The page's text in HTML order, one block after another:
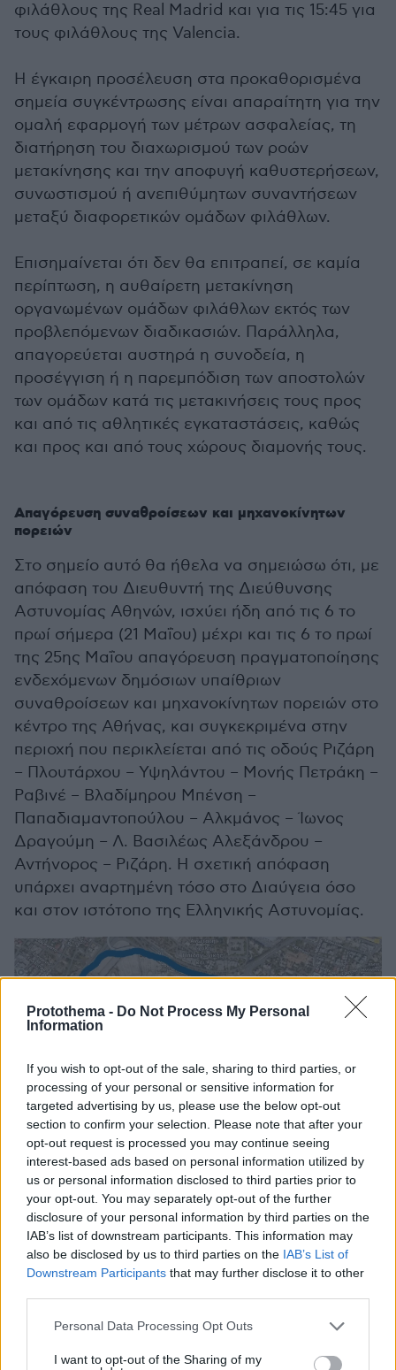
Protothema - Do Not Process My Personal
Information
If you wish to opt-out of the sale, sharing to third parties, or
processing of your personal or sensitive information for
targeted advertising by us, please use the below opt-out
section to confirm your selection. Please note that after your
opt-out request is processed you may continue seeing
interest-based ads based on personal information utilized by
us or personal information disclosed to third parties prior to
your opt-out. You may separately opt-out of the further
disclosure of your personal information by third parties on the
IAB’s list of downstream participants. This information may
also be disclosed by us to third parties on the IAB’s List of
Downstream Participants that may further disclose it to other
Please note that this website/app uses one or more Google
not limited to your visit or usage behaviour. You may click to
Personal Data Processing Opt Outs
I want to opt-out of the Sharing of my
φιλάθλους της Real Madrid και για τις 15:45 για
τους φιλάθλους της Valencia.
Η έγκαιρη προσέλευση στα προκαθορισμένα
σημεία συγκέντρωσης είναι απαραίτητη για την
ομαλή εφαρμογή των μέτρων ασφαλείας, τη
διατήρηση του διαχωρισμού των ροών
μετακίνησης και την αποφυγή καθυστερήσεων,
συνωστισμού ή ανεπιθύμητων συναντήσεων
μεταξύ διαφορετικών ομάδων φιλάθλων.
Επισημαίνεται ότι δεν θα επιτραπεί, σε καμία
περίπτωση, η αυθαίρετη μετακίνηση
οργανωμένων ομάδων φιλάθλων εκτός των
προβλεπόμενων διαδικασιών. Παράλληλα,
απαγορεύεται αυστηρά η συνοδεία, η
προσέγγιση ή η παρεμπόδιση των αποστολών
των ομάδων κατά τις μετακινήσεις τους προς
και από τις αθλητικές εγκαταστάσεις, καθώς
και προς και από τους χώρους διαμονής τους.
Απαγόρευση συναθροίσεων και μηχανοκίνητων
πορειών
Στο σημείο αυτό θα ήθελα να σημειώσω ότι, με
απόφαση του Διευθυντή της Διεύθυνσης
Αστυνομίας Αθηνών, ισχύει ήδη από τις 6 το
πρωί σήμερα (21 Μαΐου) μέχρι και τις 6 το πρωί
της 25ης Μαΐου απαγόρευση πραγματοποίησης
ενδεχόμενων δημόσιων υπαίθριων
συναθροίσεων και μηχανοκίνητων πορειών στο
κέντρο της Αθήνας, και συγκεκριμένα στην
περιοχή που περικλείεται από τις οδούς Ριζάρη
– Πλουτάρχου – Υψηλάντου – Μονής Πετράκη –
Ραβινέ – Βλαδίμηρου Μπένση –
Παπαδιαμαντοπούλου – Αλκμάνος – Ίωνος
Δραγούμη – Λ. Βασιλέως Αλεξάνδρου –
Αντήνορος – Ριζάρη. Η σχετική απόφαση
υπάρχει αναρτημένη τόσο στο Διαύγεια όσο
και στον ιστότοπο της Ελληνικής Αστυνομίας.
Διαδικασία πρόσβασης στο ΟΑΚΑ
Σε ό,τι αφορά την πρόσβαση στο Ο.Α.Κ.Α., οι
φίλαθλοι θα πρέπει να προσέρχονται έγκαιρα
και να φέρουν υποχρεωτικά τα απαραίτητα
έγγραφα ταυτοποίησης, καθώς και το ισχύον
ενώ θα λειτουργήσουν διακριτές ροές εισόδου